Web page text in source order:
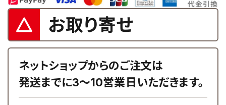
お取り寄せ
ネットショップからのご注文は
発送までに3～10営業日いただきます。